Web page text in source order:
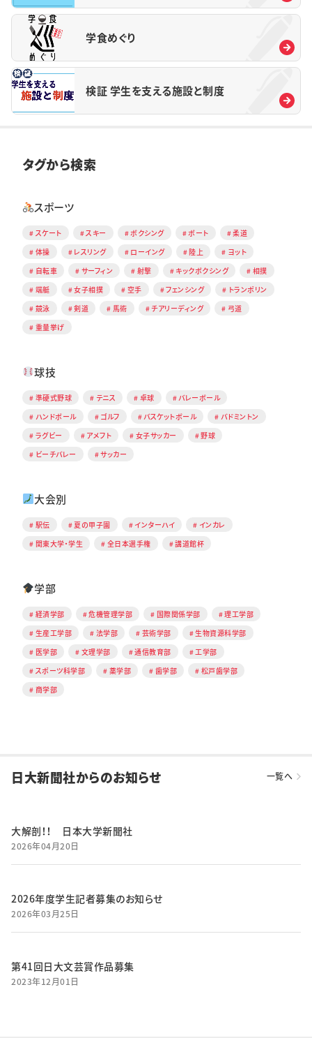
学食めぐり
検証 学生を支える施設と制度
タグから検索
スポーツ
スケート スキー ボクシング ボート
柔道
体操
レスリング ローイング 陸上
ヨット
自転車
サーフィン 射撃 キックボクシング
相撲
端艇
女子相撲 空手 フェンシング
トランポリン
競泳
剣道 馬術 チアリーディング
弓道
重量挙げ
球技
準硬式野球 テニス 卓球
バレーボール
ハンドボール
ゴルフ バスケットボール
バドミントン
ラグビー
アメフト 女子サッカー
野球
ビーチバレー
サッカー
大会別
駅伝 夏の甲子園 インターハイ
インカレ
関東大学・学生
全日本選手権 講道館杯
学部
経済学部 危機管理学部 国際関係学部
理工学部
生産工学部
法学部 芸術学部
生物資源科学部
医学部
文理学部 通信教育部
工学部
スポーツ科学部
薬学部 歯学部
松戸歯学部
商学部
日大新聞社からのお知らせ 一覧へ
大解剖！！ 日本大学新聞社
2026年04月20日
2026年度学生記者募集のお知らせ
2026年03月25日
第41回日大文芸賞作品募集
2023年12月01日